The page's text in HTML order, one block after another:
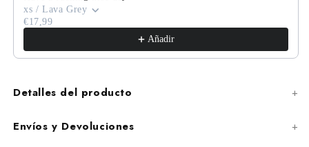
xs / Lava Grey
€17,99
Añadir
Detalles del producto
Envíos y Devoluciones